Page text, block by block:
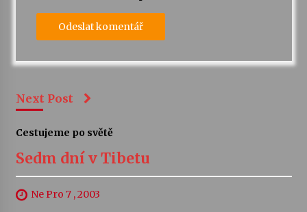
Next Post
Cestujeme po světě
Sedm dní v Tibetu
Ne Pro 7 , 2003